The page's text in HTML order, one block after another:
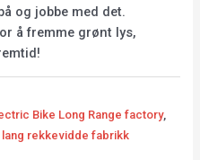
og jobbe med det.
å fremme grønt lys,
Bike Long Range factory,
lang rekkevidde fabrikk